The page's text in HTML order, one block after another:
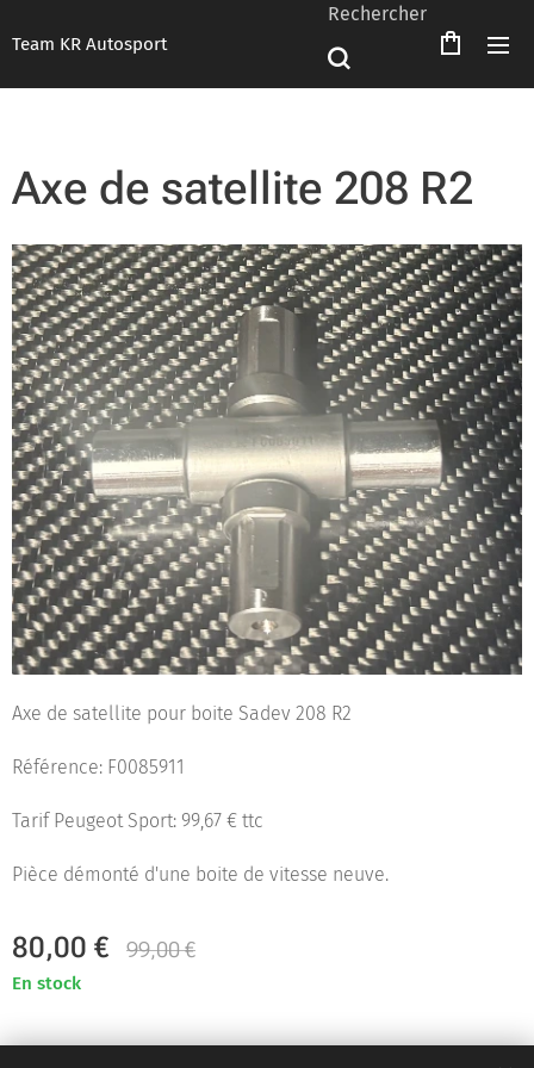
Team KR Autosport
Rechercher
Axe de satellite 208 R2
Axe de satellite pour boite Sadev 208 R2
Référence: F0085911
Tarif Peugeot Sport: 99,67 € ttc
Pièce démonté d'une boite de vitesse neuve.
80,00 € 99,00€
En stock